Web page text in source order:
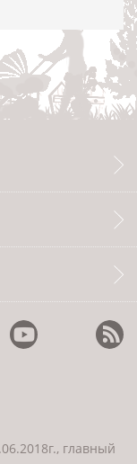
главный